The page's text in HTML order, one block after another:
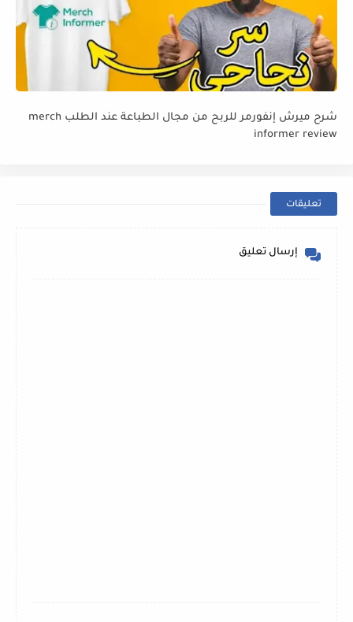
شرح ميرش إنفورمر للربح من مجال الطباعة عند الطلب merch
informer review
تعليقات
إرسال تعليق